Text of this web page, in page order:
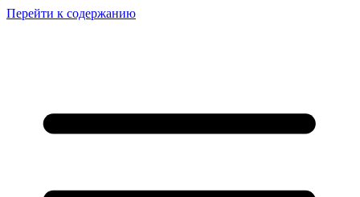
Перейти к содержанию